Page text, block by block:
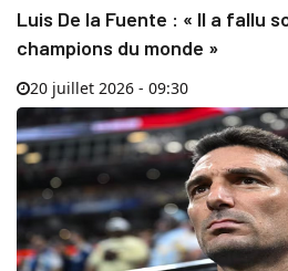
Luis De la Fuente : « Il a fallu
champions du monde »
20 juillet 2026 - 09:30